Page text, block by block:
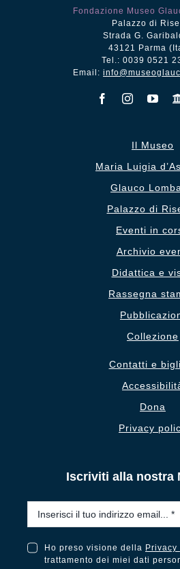
Fondazione Museo
Palazzo di
Strada G.
43121 Parma
Tel.: 0039 0521
Email:
Il Museo
Maria Luigia
Glauco
Palazzo di
Eventi in
Archivio
Didattica e
Rassegna
Collezione
Contatti e
Dona
Privacy
Iscriviti alla nostra
Ho preso visione della Privacy
trattamento dei miei dati